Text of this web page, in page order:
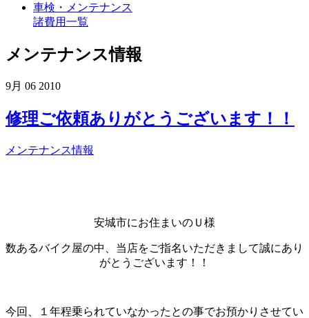
車検・メンテナンス
諸費用一覧
メンテナンス情報
9月 06 2010
修理ご依頼ありがとうございます！！
メンテナンス情報
安城市にお住まいのＵ様
数あるバイク屋の中、当店をご指名いただきまして誠にあり
がとうございます！！
今回、１年程乗られていなかったとの事でお預かりさせてい